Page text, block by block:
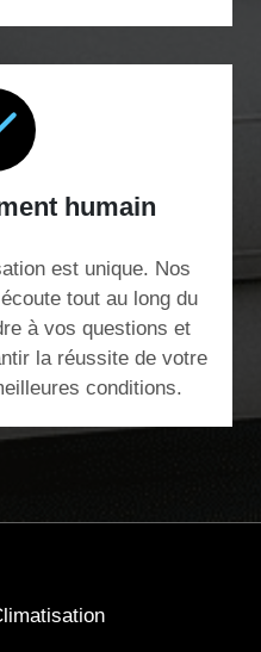
humain
est unique. Nos
tout au long du
à vos questions et
la réussite de votre
conditions.